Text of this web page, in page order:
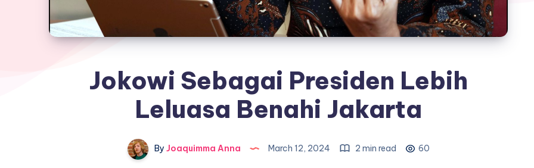
Jokowi Sebagai Presiden Lebih
Leluasa Benahi Jakarta
By Joaquimma Anna March 12, 2024 2 min read 60